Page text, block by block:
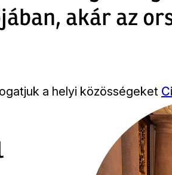
akár az
a helyi közösségeket